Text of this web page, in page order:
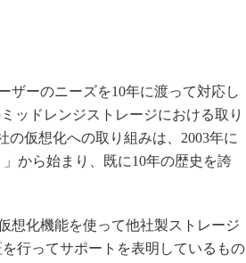
ザーのニーズを10年に渡って対応し
ッドレンジストレージにおける取り
仮想化への取り組みは、2003年に
から始まり、既に10年の歴史を誇
想化機能を使って他社製ストレージ
行ってサポートを表明しているもの